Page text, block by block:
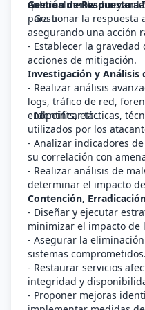
que realmente marcan
para ti.
entorno innovador y en
Gestión de Respuesta a
- Gestionar la respuesta
asegurando una acción
- Establecer la
acciones de mitigación.
Investigación y Análisis
- Realizar análisis
logs, tráfico de red,
endpoints, etc...
- Identificar tácticas,
utilizados por los
- Analizar indicadores
su correlación con
- Realizar análisis de
determinar el impacto
Contención,
- Diseñar y ejecutar
minimizar el impacto de
- Asegurar la
sistemas comprometidos.
- Restaurar servicios
integridad y
- Proponer mejoras